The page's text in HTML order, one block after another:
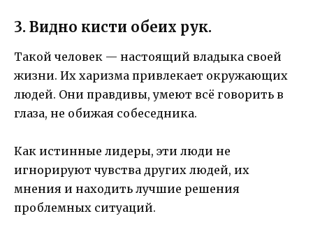
3. Видно кисти обеих рук.
Такой человек — настоящий владыка своей
жизни. Их харизма привлекает окружающих
людей. Они правдивы, умеют всё говорить в
глаза, не обижая собеседника.
Как истинные лидеры, эти люди не
игнорируют чувства других людей, их
мнения и находить лучшие решения
проблемных ситуаций.